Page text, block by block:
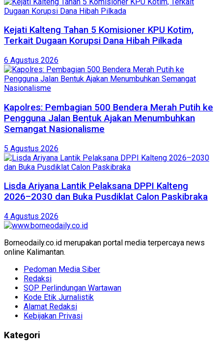
Kejati Kalteng Tahan 5 Komisioner KPU Kotim,
Terkait Dugaan Korupsi Dana Hibah Pilkada
6 Agustus 2026
Kapolres: Pembagian 500 Bendera Merah Putih ke
Pengguna Jalan Bentuk Ajakan Menumbuhkan
Semangat Nasionalisme
5 Agustus 2026
Lisda Ariyana Lantik Pelaksana DPPI Kalteng
2026–2030 dan Buka Pusdiklat Calon Paskibraka
4 Agustus 2026
Borneodaily.co.id merupakan portal media terpercaya news
online Kalimantan.
Pedoman Media Siber
Redaksi
SOP Perlindungan Wartawan
Kode Etik Jurnalistik
Alamat Redaksi
Kebijakan Privasi
Kategori